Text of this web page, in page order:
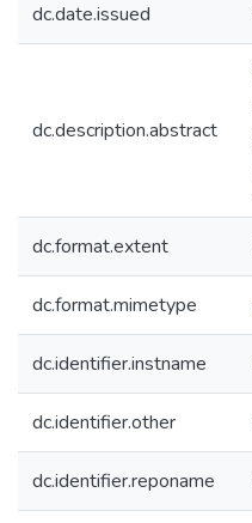
dc.date.issued
dc.description.abstract
dc.format.extent
dc.format.mimetype
dc.identifier.instname
dc.identifier.other
dc.identifier.reponame